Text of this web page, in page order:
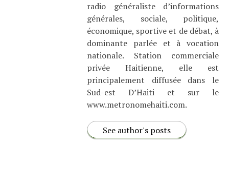
radio généraliste d’informations
générales, sociale, politique,
économique, sportive et de débat, à
dominante parlée et à vocation
nationale. Station commerciale
privée Haitienne, elle est
principalement diffusée dans le
Sud-est D’Haiti et sur le
www.metronomehaiti.com.
See author's posts